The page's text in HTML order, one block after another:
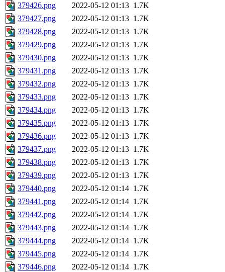
379426.png
2022-05-12 01:13 1.7K
379427.png
2022-05-12 01:13 1.7K
379428.png
2022-05-12 01:13 1.7K
379429.png
2022-05-12 01:13 1.7K
379430.png
2022-05-12 01:13 1.7K
379431.png
2022-05-12 01:13 1.7K
379432.png
2022-05-12 01:13 1.7K
379433.png
2022-05-12 01:13 1.7K
379434.png
2022-05-12 01:13 1.7K
379435.png
2022-05-12 01:13 1.7K
379436.png
2022-05-12 01:13 1.7K
379437.png
2022-05-12 01:13 1.7K
379438.png
2022-05-12 01:13 1.7K
379439.png
2022-05-12 01:13 1.7K
379440.png
2022-05-12 01:14 1.7K
379441.png
2022-05-12 01:14 1.7K
379442.png
2022-05-12 01:14 1.7K
379443.png
2022-05-12 01:14 1.7K
379444.png
2022-05-12 01:14 1.7K
379445.png
2022-05-12 01:14 1.7K
379446.png
2022-05-12 01:14 1.7K